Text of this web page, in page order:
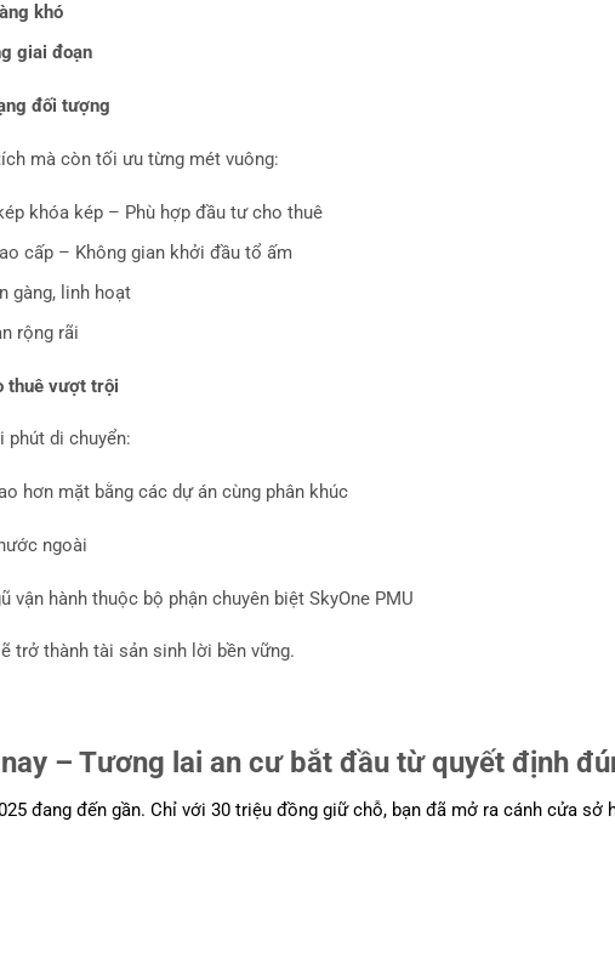
khó
giai đoạn
đối tượng
mà còn tối ưu từng mét vuông:
khóa kép – Phù hợp đầu tư cho thuê
cấp – Không gian khởi đầu tổ ấm
gàng, linh hoạt
rộng rãi
thuê vượt trội
phút di chuyển:
hơn mặt bằng các dự án cùng phân khúc
ngoài
vận hành thuộc bộ phận chuyên biệt SkyOne PMU
trở thành tài sản sinh lời bền vững.
– Tương lai an cư bắt đầu từ quyết định
đang đến gần. Chỉ với 30 triệu đồng giữ chỗ, bạn đã mở ra cánh cửa sở